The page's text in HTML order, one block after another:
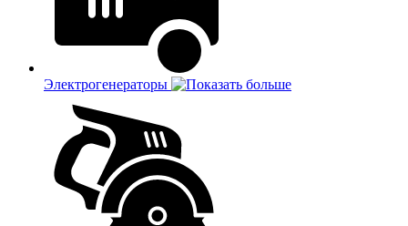
Электрогенераторы